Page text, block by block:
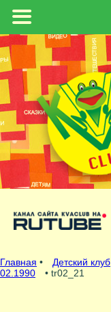
Главная • Детский клуб
02.1990
• tr02_21